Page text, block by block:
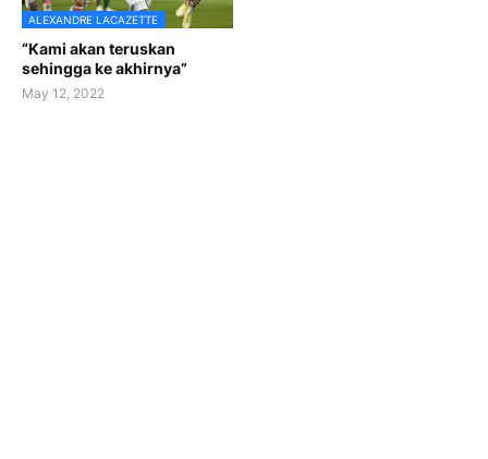
ALEXANDRE LACAZETTE
“Kami akan teruskan
sehingga ke akhirnya”
May 12, 2022